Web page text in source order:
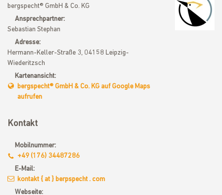
bergspecht® GmbH & Co. KG
Ansprechpartner:
Sebastian Stephan
Adresse:
Hermann-Keller-Straße 3, 04158 Leipzig-
Wiederitzsch
Kartenansicht:
bergspecht® GmbH & Co. KG auf Google Maps
aufrufen
Kontakt
Mobilnummer:
+49 (176) 34487286
E-Mail:
kontakt { at } berpspecht . com
Webseite: